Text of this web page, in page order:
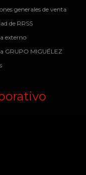
generales de venta
de RRSS
externo
GRUPO MIGUÉLEZ